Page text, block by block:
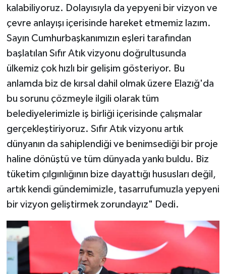
kalabiliyoruz. Dolayısıyla da yepyeni bir vizyon ve
çevre anlayışı içerisinde hareket etmemiz lazım.
Sayın Cumhurbaşkanımızın eşleri tarafından
başlatılan Sıfır Atık vizyonu doğrultusunda
ülkemiz çok hızlı bir gelişim gösteriyor. Bu
anlamda biz de kırsal dahil olmak üzere Elazığ'da
bu sorunu çözmeyle ilgili olarak tüm
belediyelerimizle iş birliği içerisinde çalışmalar
gerçekleştiriyoruz. Sıfır Atık vizyonu artık
dünyanın da sahiplendiği ve benimsediği bir proje
haline dönüştü ve tüm dünyada yankı buldu. Biz
tüketim çılgınlığının bize dayattığı hususları değil,
artık kendi gündemimizle, tasarrufumuzla yepyeni
bir vizyon geliştirmek zorundayız" Dedi.